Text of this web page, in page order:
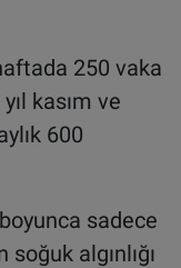
250 vaka
kasım ve
600
sadece
algınlığı